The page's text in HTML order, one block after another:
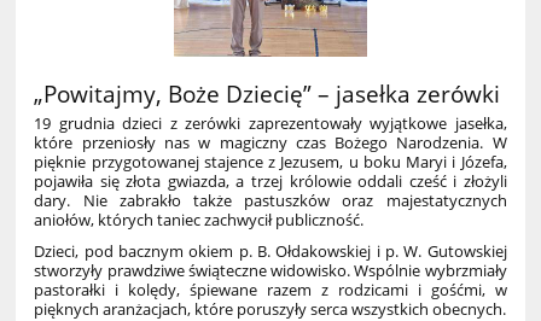
„Powitajmy, Boże Dziecię” – jasełka zerówki
19 grudnia dzieci z zerówki zaprezentowały wyjątkowe jasełka,
które przeniosły nas w magiczny czas Bożego Narodzenia. W
pięknie przygotowanej stajence z Jezusem, u boku Maryi i Józefa,
pojawiła się złota gwiazda, a trzej królowie oddali cześć i złożyli
dary. Nie zabrakło także pastuszków oraz majestatycznych
aniołów, których taniec zachwycił publiczność.
Dzieci, pod bacznym okiem p. B. Ołdakowskiej i p. W. Gutowskiej
stworzyły prawdziwe świąteczne widowisko. Wspólnie wybrzmiały
pastorałki i kolędy, śpiewane razem z rodzicami i gośćmi, w
pięknych aranżacjach, które poruszyły serca wszystkich obecnych.